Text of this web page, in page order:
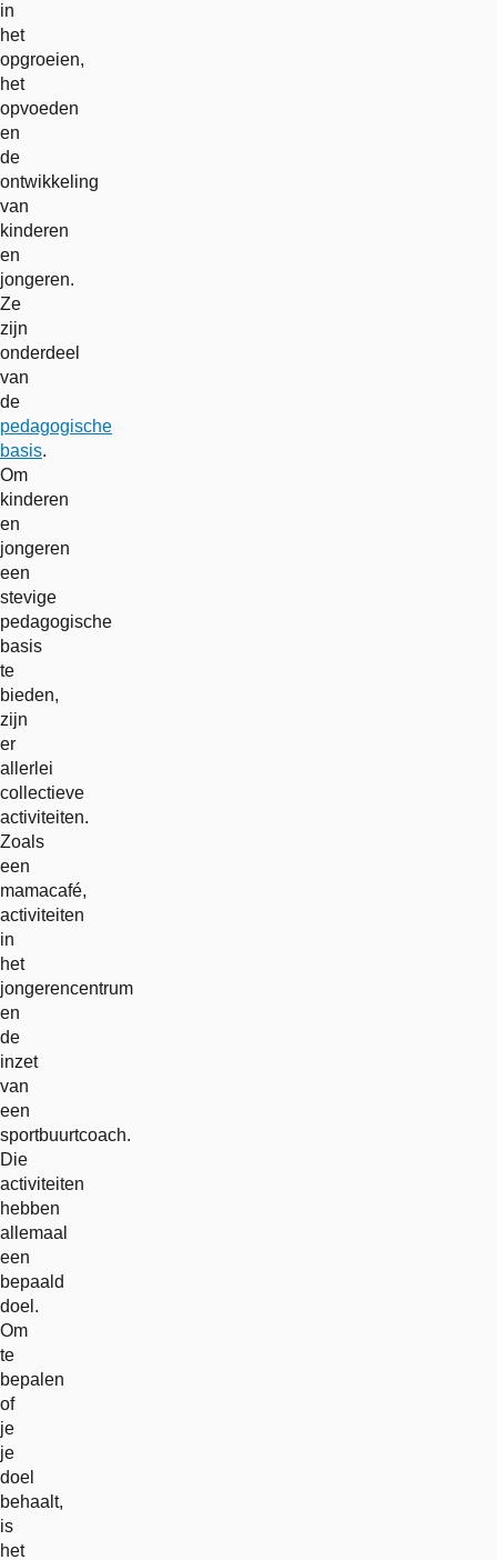
in
het
opgroeien,
het
opvoeden
en
de
ontwikkeling
van
kinderen
en
jongeren.
Ze
zijn
onderdeel
van
de
pedagogische
basis.
Om
kinderen
en
jongeren
een
stevige
pedagogische
basis
te
bieden,
zijn
er
allerlei
collectieve
activiteiten.
Zoals
een
mamacafé,
activiteiten
in
het
jongerencentrum
en
de
inzet
van
een
sportbuurtcoach.
Die
activiteiten
hebben
allemaal
een
bepaald
doel.
Om
te
bepalen
of
je
je
doel
behaalt,
is
het